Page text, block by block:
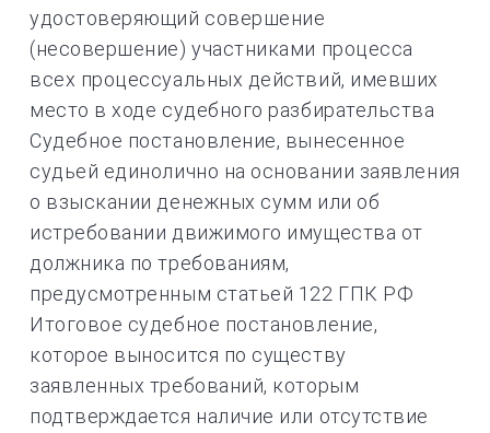
удостоверяющий совершение
(несовершение) участниками процесса
всех процессуальных действий, имевших
место в ходе судебного разбирательства
Судебное постановление, вынесенное
судьей единолично на основании заявления
о взыскании денежных сумм или об
истребовании движимого имущества от
должника по требованиям,
предусмотренным статьей 122 ГПК РФ
Итоговое судебное постановление,
которое выносится по существу
заявленных требований, которым
подтверждается наличие или отсутствие